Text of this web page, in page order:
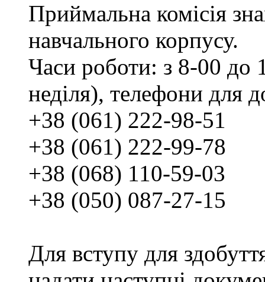
Приймальна комісія
навчального корпусу.
Часи роботи: з 8-00 до
неділя), телефони для
+38 (061) 222-98-51
+38 (061) 222-99-78
+38 (068) 110-59-03
+38 (050) 087-27-15
Для вступу для